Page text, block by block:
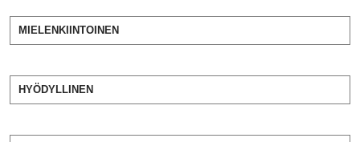
MIELENKIINTOINEN
HYÖDYLLINEN